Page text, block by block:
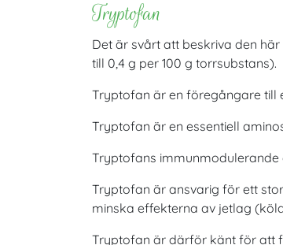
Tryptofan
Det är svårt att beskriva den
till 0,4 g per 100 g torrsubstans).
Tryptofan är en föregångare till
Tryptofan är en essentiell
Tryptofans immunmodulerande
Tryptofan är ansvarig för ett
minska effekterna av jetlag
Tryptofan är därför känt för att